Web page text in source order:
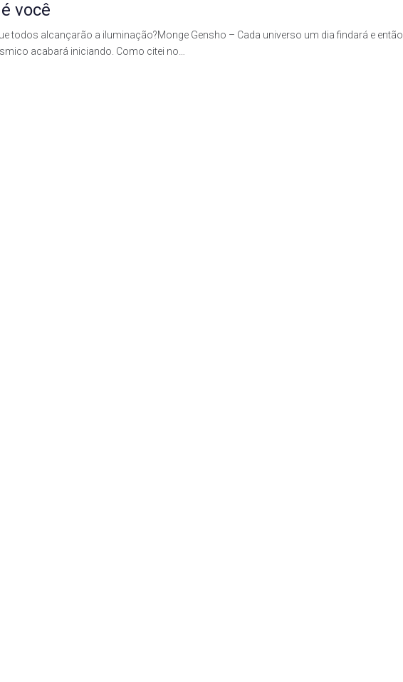
você
todos alcançarão a iluminação?Monge Gensho – Cada universo um dia findará e então,
acabará iniciando. Como citei no…